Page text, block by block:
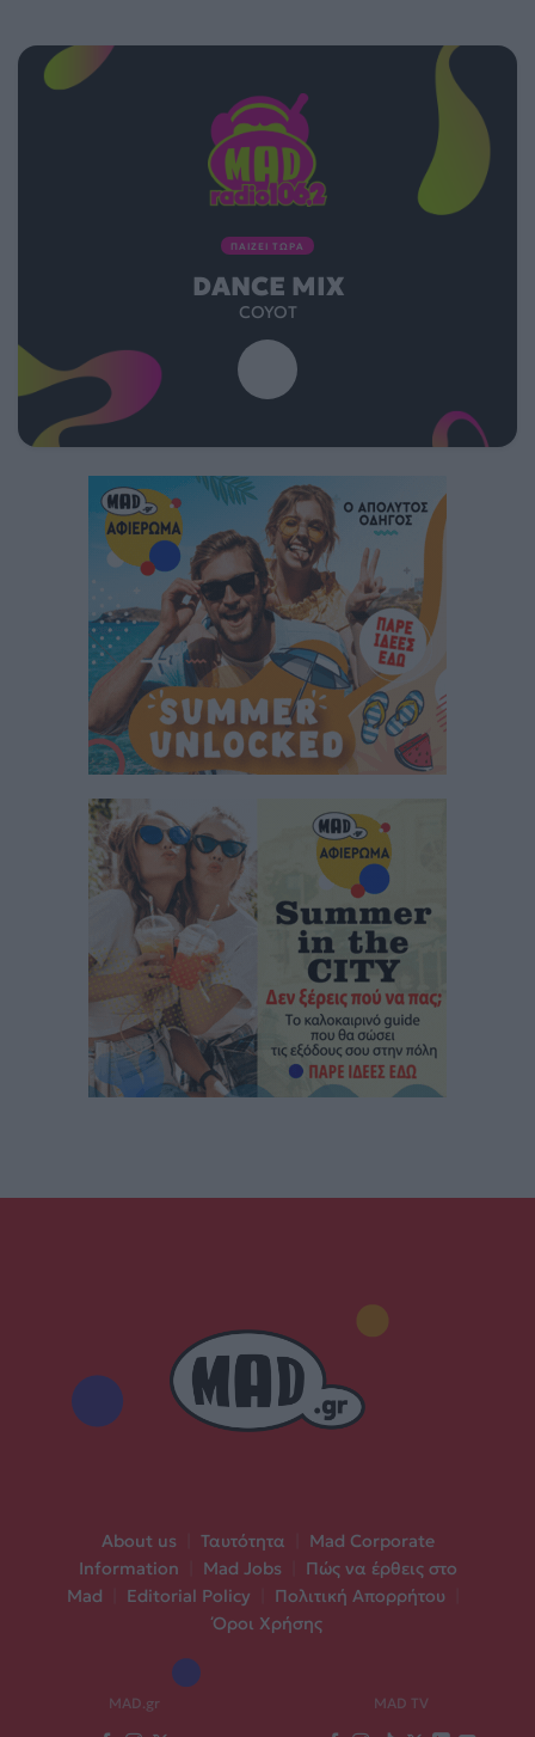
ΠΑΙΖΕΙ ΤΩΡΑ
DANCE MIX
COYOT
About us Ταυτότητα
Mad Corporate
Information
Mad Jobs
Πώς να έρθεις στο
Mad
Editorial Policy Πολιτική Απορρήτου
Όροι Χρήσης
MAD.gr MAD TV